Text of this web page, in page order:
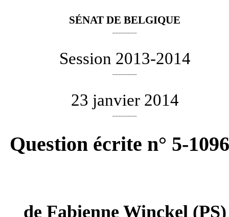
SÉNAT DE BELGIQUE
Session 2013-2014
23 janvier 2014
Question écrite n° 5-
de Fabienne Winckel (PS)